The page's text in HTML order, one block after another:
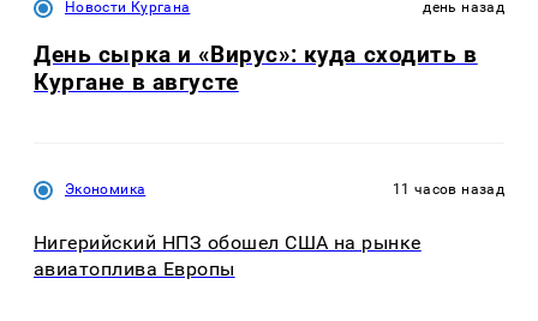
Новости Кургана день назад
День сырка и «Вирус»: куда сходить в
Кургане в августе
Экономика 11 часов назад
Нигерийский НПЗ обошел США на рынке
авиатоплива Европы